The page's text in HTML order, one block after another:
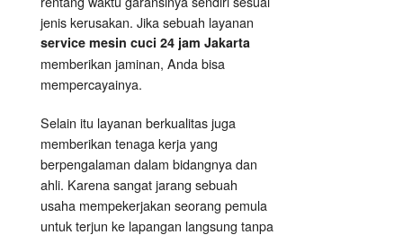
jenis kerusakan. Jika sebuah layanan
service mesin cuci 24 jam Jakarta
memberikan jaminan, Anda bisa
mempercayainya.
Selain itu layanan berkualitas juga
memberikan tenaga kerja yang
berpengalaman dalam bidangnya dan
ahli. Karena sangat jarang sebuah
usaha mempekerjakan seorang pemula
untuk terjun ke lapangan langsung tanpa